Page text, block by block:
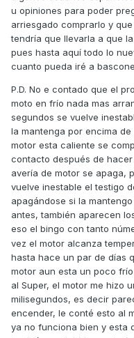
u opiniones para poder
arriesgado comprarlo y
tendría que llevarla a que
pues hasta aquí todo lo
cuanto pueda iré a
P.D. No e contado que el
moto en frío nada mas
segundos se vuelve
la mantenga por encima
motor esta caliente se
contacto después de
avería de motor se apaga,
vuelve inestable el testigo
apagándose si la
antes, también aparecen
eso el bingo con tanto
vez el motor alcanza
hasta hace un par de días
motor aun esta un poco
al Super, el motor me hizo
milisegundos, es decir
encender, le conté esto al
ya no funciona bien y esta